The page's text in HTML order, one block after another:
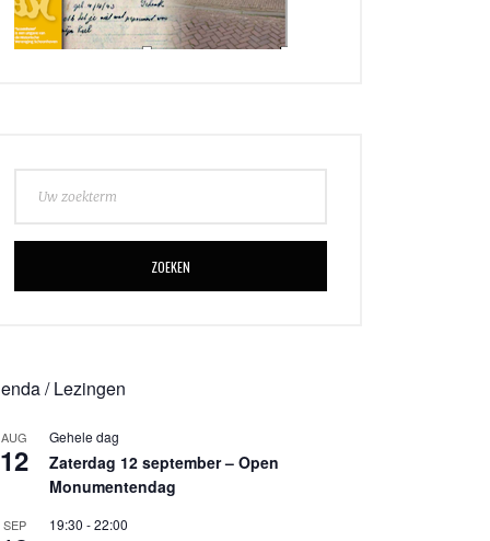
ZOEKEN
/ Lezingen
AUG
12
Gehele dag
Zaterdag 12 september – Open
Monumentendag
SEP 19:30 -22:00